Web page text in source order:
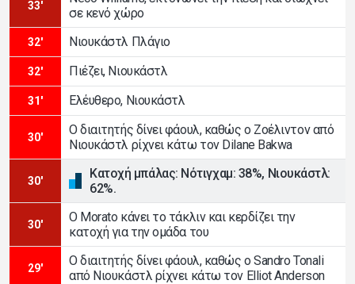
33'
σε κενό χώρο
32' Νιουκάστλ Πλάγιο
32' Πιέζει, Νιουκάστλ
31' Ελέυθερο, Νιουκάστλ
30'
Ο διαιτητής δίνει φάουλ, καθώς ο Ζοέλιντον από
Νιουκάστλ ρίχνει κάτω τον Dilane Bakwa
30'
Κατοχή μπάλας: Νότιγχαμ: 38%, Νιουκάστλ:
62%.
30'
Ο Morato κάνει το τάκλιν και κερδίζει την
κατοχή για την ομάδα του
29'
Ο διαιτητής δίνει φάουλ, καθώς ο Sandro Tonali
από Νιουκάστλ ρίχνει κάτω τον Elliot Anderson